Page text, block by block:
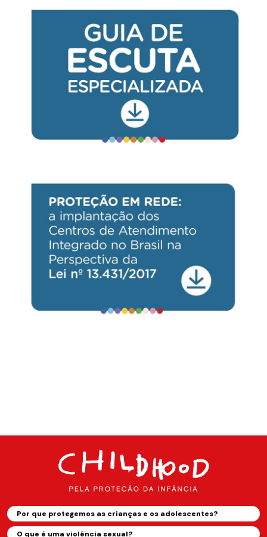
Por que protegemos as crianças e os adolescentes?
O que é uma violência sexual?